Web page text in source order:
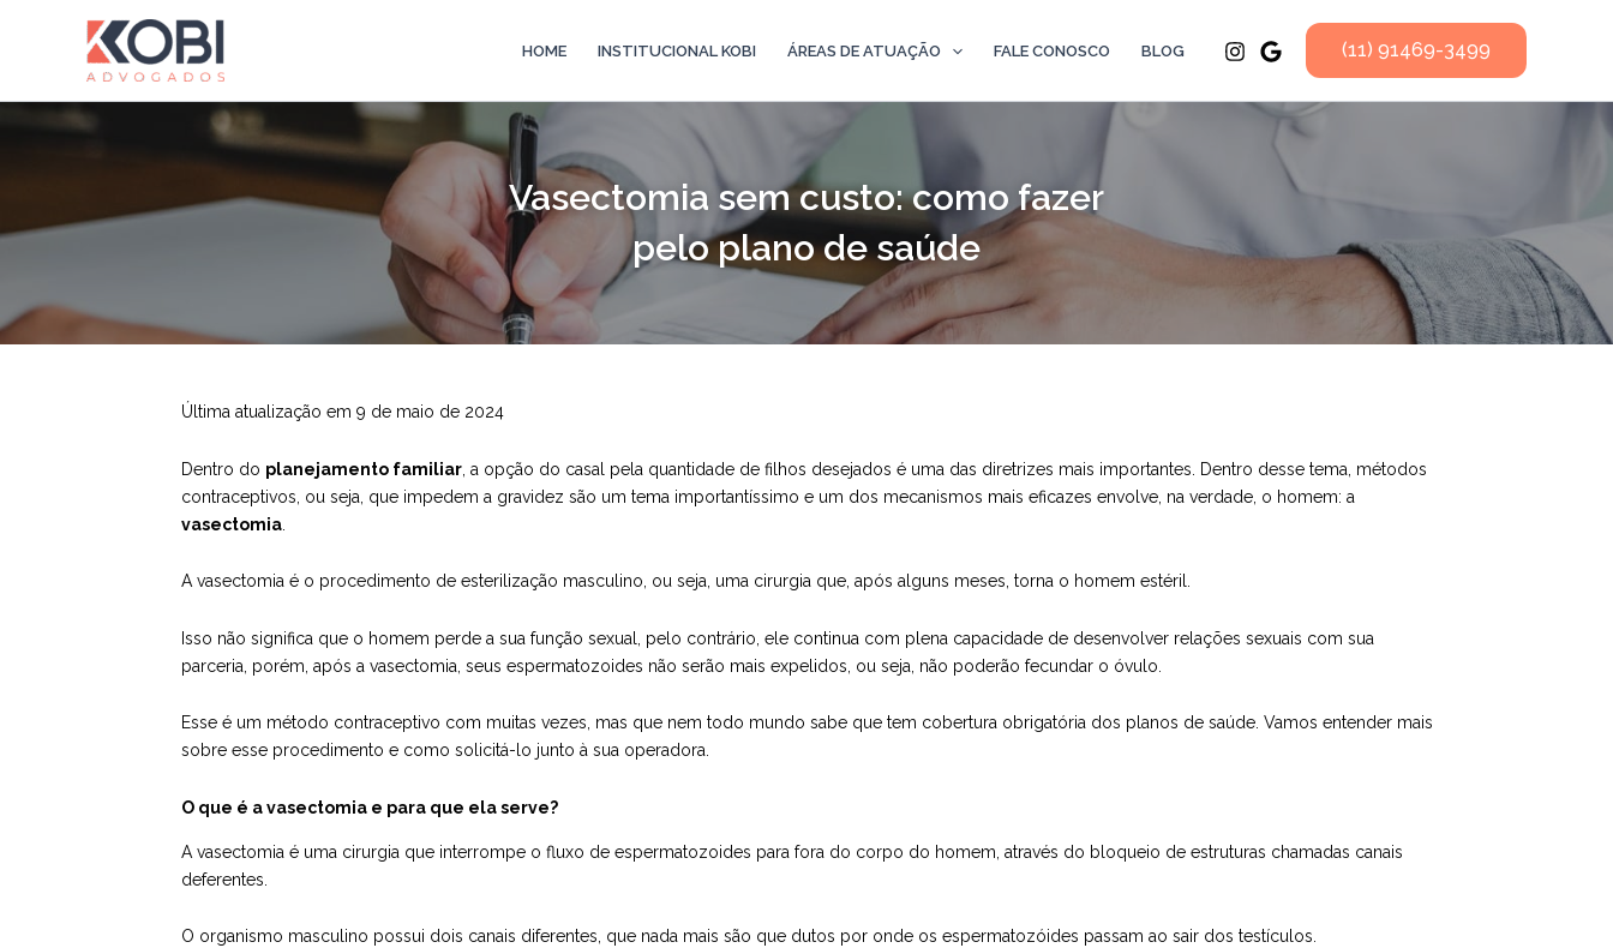
conteúdo
HOME INSTITUCIONAL KOBI ÁREAS DE ATUAÇÃO FALE CONOSCO BLOG (11) 91469-3499
Vasectomia sem custo: como fazer
pelo plano de saúde
Última atualização em 9 de maio de 2024
Dentro do planejamento familiar, a opção do casal pela quantidade de filhos desejados é uma das diretrizes mais importantes. Dentro desse tema, métodos
contraceptivos, ou seja, que impedem a gravidez são um tema importantíssimo e um dos mecanismos mais eficazes envolve, na verdade, o homem: a
vasectomia.
A vasectomia é o procedimento de esterilização masculino, ou seja, uma cirurgia que, após alguns meses, torna o homem estéril.
Isso não significa que o homem perde a sua função sexual, pelo contrário, ele continua com plena capacidade de desenvolver relações sexuais com sua
parceria, porém, após a vasectomia, seus espermatozoides não serão mais expelidos, ou seja, não poderão fecundar o óvulo.
Esse é um método contraceptivo com muitas vezes, mas que nem todo mundo sabe que tem cobertura obrigatória dos planos de saúde. Vamos entender mais
sobre esse procedimento e como solicitá-lo junto à sua operadora.
O que é a vasectomia e para que ela serve?
A vasectomia é uma cirurgia que interrompe o fluxo de espermatozoides para fora do corpo do homem, através do bloqueio de estruturas chamadas canais
deferentes.
O organismo masculino possui dois canais diferentes, que nada mais são que dutos por onde os espermatozóides passam ao sair dos testículos.